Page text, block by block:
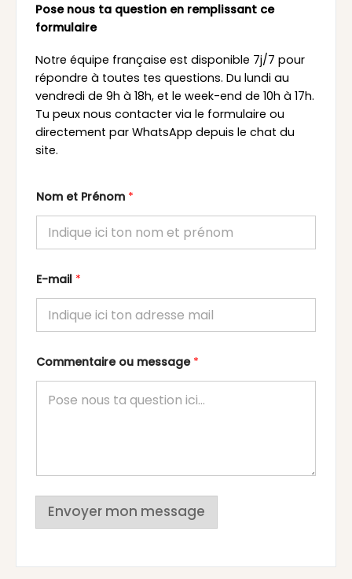
Pose nous ta question en remplissant ce
formulaire
Notre équipe française est disponible 7j/7 pour
répondre à toutes tes questions. Du lundi au
vendredi de 9h à 18h, et le week-end de 10h à 17h.
Tu peux nous contacter via le formulaire ou
directement par WhatsApp depuis le chat du
site.
Nom et Prénom *
E-mail *
Commentaire ou message *
Envoyer mon message